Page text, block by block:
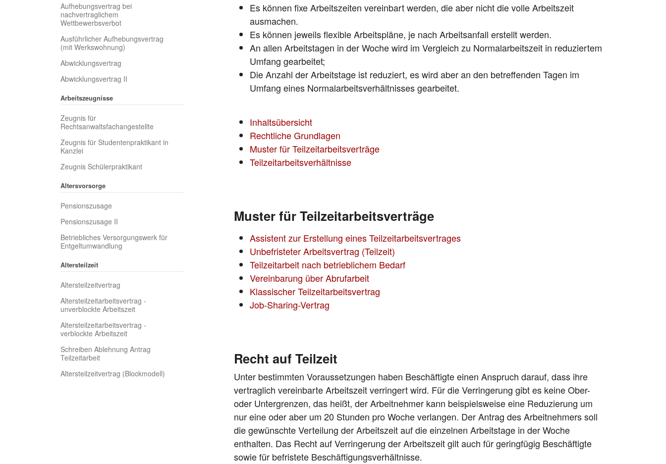
Aufhebungsvertrag bei
nachvertraglichem
Wettbewerbsverbot
Ausführlicher Aufhebungsvertrag
(mit Werkswohnung)
Abwicklungsvertrag
Abwicklungsvertrag II
Arbeitszeugnisse
Zeugnis für
Rechtsanwaltsfachangestellte
Zeugnis für Studentenpraktikant in
Kanzlei
Zeugnis Schülerpraktikant
Altersvorsorge
Pensionszusage
Pensionszusage II
Betriebliches Versorgungswerk für
Entgeltumwandlung
Altersteilzeit
Altersteilzeitvertrag
Altersteilzeitarbeitsvertrag -
unverblockte Arbeitszeit
Altersteilzeitarbeitsvertrag -
verblockte Arbeitszeit
Schreiben Ablehnung Antrag
Teilzeitarbeit
Altersteilzeitvertrag (Blockmodell)
Es können fixe Arbeitszeiten vereinbart werden, die aber nicht die volle Arbeitszeit
ausmachen.
Es können jeweils flexible Arbeitspläne, je nach Arbeitsanfall erstellt werden.
An allen Arbeitstagen in der Woche wird im Vergleich zu Normalarbeitszeit in reduziertem
Umfang gearbeitet;
Die Anzahl der Arbeitstage ist reduziert, es wird aber an den betreffenden Tagen im
Umfang eines Normalarbeitsverhältnisses gearbeitet.
Inhaltsübersicht
Rechtliche Grundlagen
Muster für Teilzeitarbeitsverträge
Teilzeitarbeitsverhältnisse
Muster für Teilzeitarbeitsverträge
Assistent zur Erstellung eines Teilzeitarbeitsvertrages
Unbefristeter Arbeitsvertrag (Teilzeit)
Teilzeitarbeit nach betrieblichem Bedarf
Vereinbarung über Abrufarbeit
Klassischer Teilzeitarbeitsvertrag
Job-Sharing-Vertrag
Recht auf Teilzeit
Unter bestimmten Voraussetzungen haben Beschäftigte einen Anspruch darauf, dass ihre
vertraglich vereinbarte Arbeitszeit verringert wird. Für die Verringerung gibt es keine Ober-
oder Untergrenzen, das heißt, der Arbeitnehmer kann beispielsweise eine Reduzierung um
nur eine oder aber um 20 Stunden pro Woche verlangen. Der Antrag des Arbeitnehmers soll
die gewünschte Verteilung der Arbeitszeit auf die einzelnen Arbeitstage in der Woche
enthalten. Das Recht auf Verringerung der Arbeitszeit gilt auch für geringfügig Beschäftigte
sowie für befristete Beschäftigungsverhältnisse.